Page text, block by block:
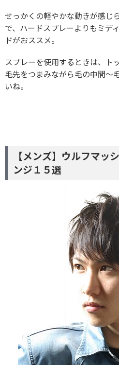
せっかくの軽やかな動きが感じ
で、ハードスプレーよりもミデ
ドがおススメ。
スプレーを使用するときは、ト
毛先をつまみながら毛の中間～
いね。
【メンズ】ウルフマッ
ンジ１５選